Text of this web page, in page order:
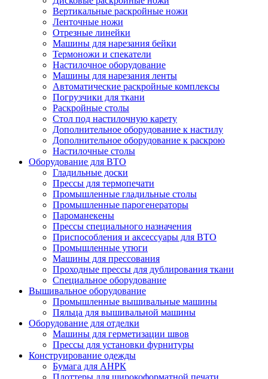
Вертикальные раскройные ножи
Ленточные ножи
Отрезные линейки
Машины для нарезания бейки
Термоножи и спекатели
Настилочное оборудование
Машины для нарезания ленты
Автоматические раскройные комплексы
Погрузчики для ткани
Раскройные столы
Стол под настилочную карету
Дополнительное оборудование к настилу
Дополнительное оборудование к раскрою
Настилочные столы
Оборудование для ВТО
Гладильные доски
Прессы для термопечати
Промышленные гладильные столы
Промышленные парогенераторы
Пароманекены
Прессы специального назначения
Приспособления и аксессуары для ВТО
Промышленные утюги
Машины для прессования
Проходные прессы для дублирования ткани
Специальное оборудование
Вышивальное оборудование
Промышленные вышивальные машины
Пяльца для вышивальной машины
Оборудование для отделки
Машины для герметизации швов
Прессы для установки фурнитуры
Конструирование одежды
Бумага для АНРК
Плоттеры для широкоформатной печати